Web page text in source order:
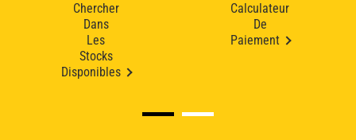
Chercher
Dans
Les
Stocks
Disponibles
Calculateur
De
Paiement